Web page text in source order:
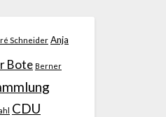
Schneider Anja
Bote Berner
CDU